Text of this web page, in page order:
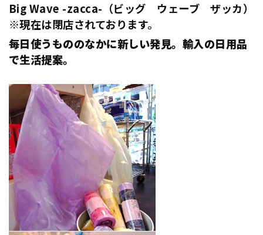
Big Wave -zacca-（ビッグ ウェーブ ザッカ）
※現在は閉店されております。
毎日使うもののなかに新しい発見。輸入の日用品
で生活提案。